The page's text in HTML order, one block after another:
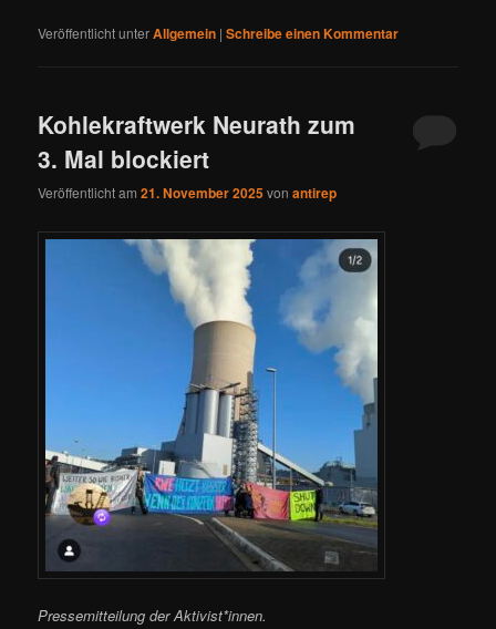
Veröffentlicht unterAllgemein |Schreibe einen Kommentar
Kohlekraftwerk Neurath zum
3. Mal blockiert
Veröffentlicht am21. November 2025vonantirep
Pressemitteilung der Aktivist*innen.